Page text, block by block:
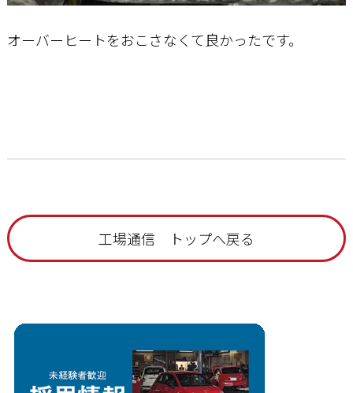
オーバーヒートをおこさなくて良かったです。
工場通信 トップへ戻る